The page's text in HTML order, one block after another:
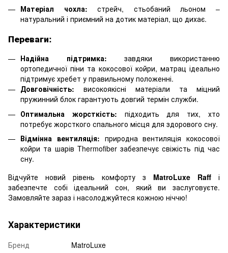
Матеріал чохла: стрейч, стьобаний льоном –
натуральний і приємний на дотик матеріал, що дихає.
Переваги:
Надійна підтримка: завдяки використанню
ортопедичної піни та кокосової койри, матрац ідеально
підтримує хребет у правильному положенні.
Довговічність: високоякісні матеріали та міцний
пружинний блок гарантують довгий термін служби.
Оптимальна жорсткість: підходить для тих, хто
потребує жорсткого спального місця для здорового сну.
Відмінна вентиляція: природна вентиляція кокосової
койри та шарів Thermofiber забезпечує свіжість під час
сну.
Відчуйте новий рівень комфорту з MatroLuxe Raff і
забезпечте собі ідеальний сон, який ви заслуговуєте.
Замовляйте зараз і насолоджуйтеся кожною ніччю!
Характеристики
Бренд
MatroLuxe